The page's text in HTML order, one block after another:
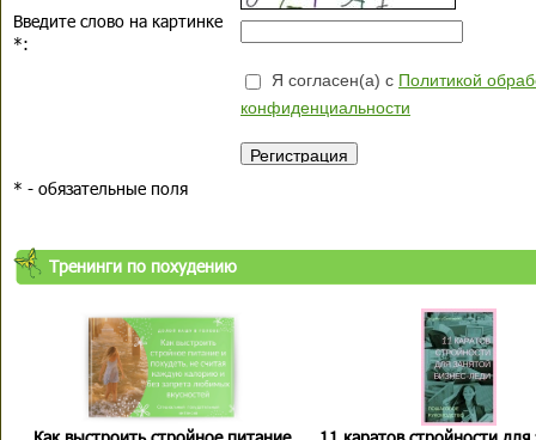
Введите слово на картинке
*:
Я согласен(а) с Политикой
конфиденциальности
* - обязательные поля
Тренинги по похудению